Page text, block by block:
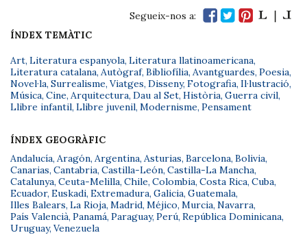
Segueix-nos a:
ÍNDEX TEMÀTIC
Art, Literatura espanyola, Literatura llatinoamericana,
Literatura catalana, Autògraf, Bibliofília, Avantguardes, Poesia,
Novel·la, Surrealisme, Viatges, Disseny, Fotografia, Il·lustració,
Música, Cine, Arquitectura, Dau al Set, Història, Guerra civil,
Llibre infantil, Llibre juvenil, Modernisme, Pensament
ÍNDEX GEOGRÀFIC
Andalucía, Aragón, Argentina, Asturias, Barcelona, Bolivia,
Canarias, Cantabria, Castilla-León, Castilla-La Mancha,
Catalunya, Ceuta-Melilla, Chile, Colombia, Costa Rica, Cuba,
Ecuador, Euskadi, Extremadura, Galicia, Guatemala,
Illes Balears, La Rioja, Madrid, Méjico, Murcia, Navarra,
País Valencià, Panamá, Paraguay, Perú, República Dominicana,
Uruguay, Venezuela